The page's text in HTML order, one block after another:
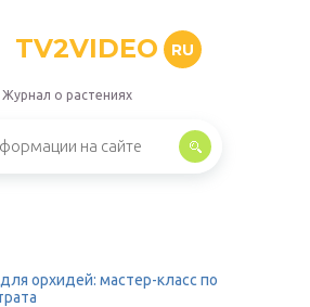
TV2VIDEO RU
Журнал о растениях
орхидей: мастер-класс по